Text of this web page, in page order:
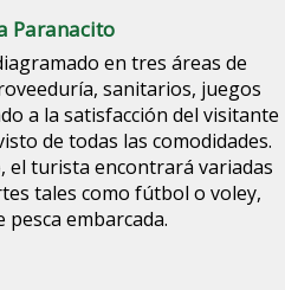
Paranacito
en tres áreas de
sanitarios, juegos
a la satisfacción del visitante
de todas las comodidades.
el turista encontrará variadas
tales como fútbol o voley,
embarcada.